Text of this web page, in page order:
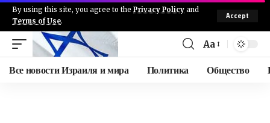
By using this site, you agree to the Privacy Policy and
Terms of Use.
Accept
Aa
Все новости Израиля и мира Политика Общество